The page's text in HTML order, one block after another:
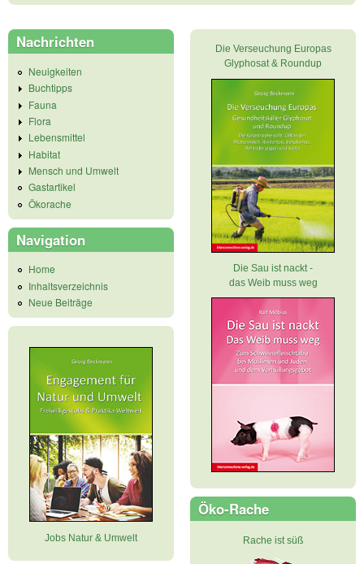
Nachrichten
Neuigkeiten
Buchtipps
Fauna
Flora
Lebensmittel
Habitat
Mensch und Umwelt
Gastartikel
Ökorache
Navigation
Home
Inhaltsverzeichnis
Neue Beiträge
Jobs Natur & Umwelt
Die Verseuchung Europas
Glyphosat & Roundup
Die Sau ist nackt -
das Weib muss weg
Öko-Rache
Rache ist süß